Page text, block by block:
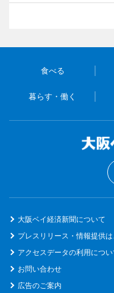
食べる
暮らす・働く
大阪ベイ経済新聞について
プレスリリース・情報提供
アクセスデータの利用につい
お問い合わせ
広告のご案内